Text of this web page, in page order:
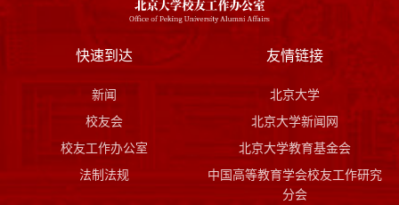
快速到达
新闻
校友会
校友工作办公室
法制法规
友情链接
北京大学
北京大学新闻网
北京大学教育基金会
中国高等教育学会校友工作研究
分会